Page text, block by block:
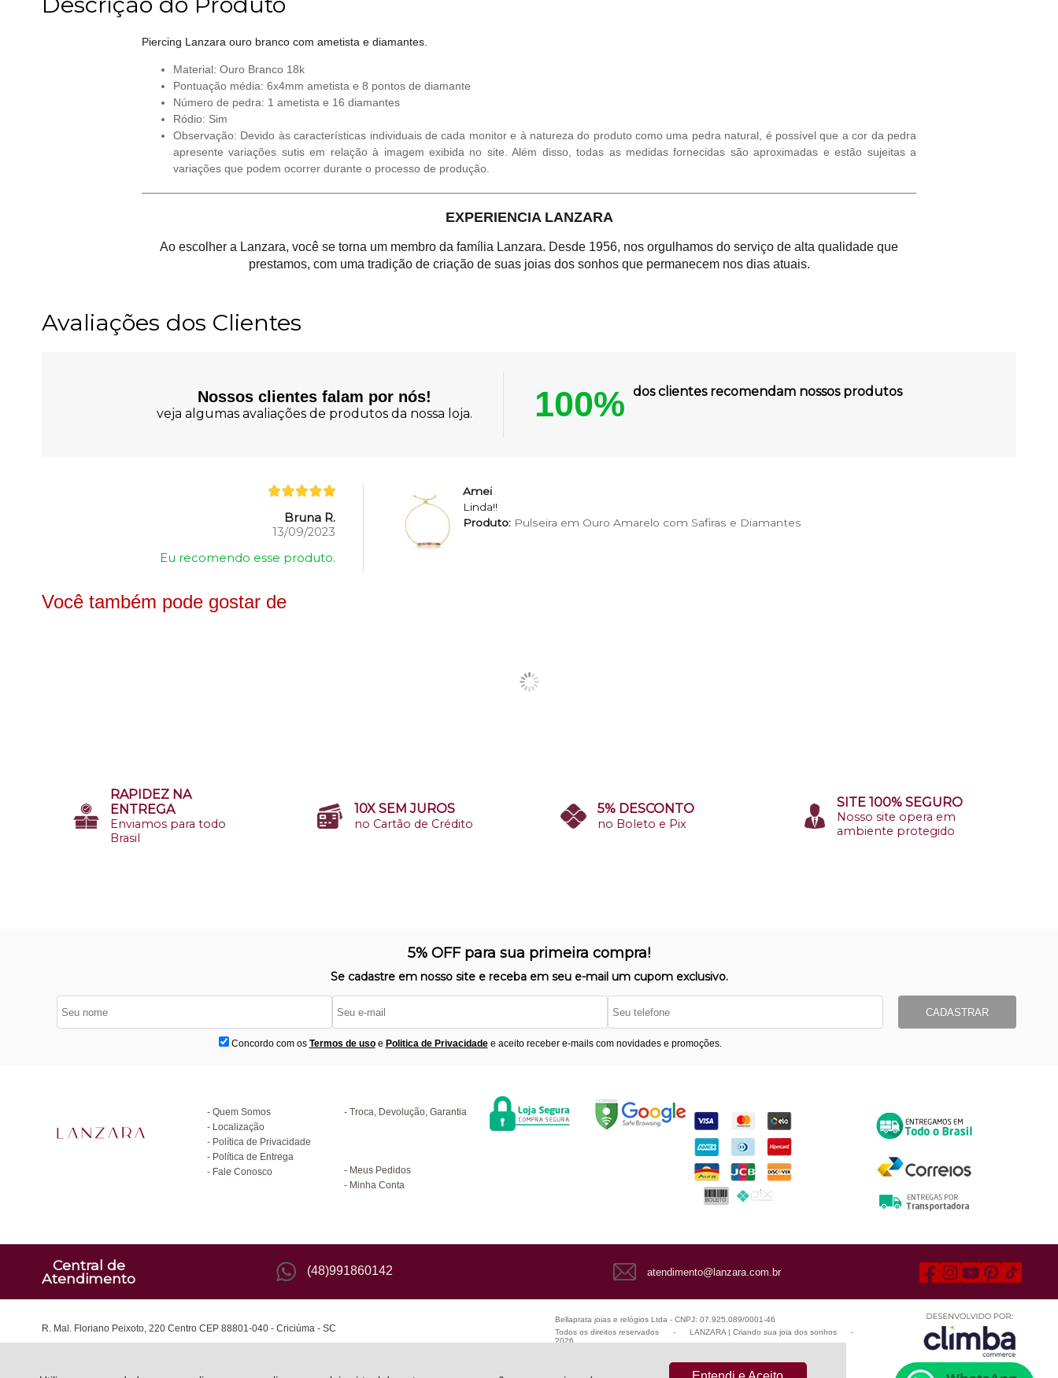
Piercing Lanzara ouro branco com ametista e diamantes.
Material: Ouro Branco 18k
Pontuação média: 6x4mm ametista e 8 pontos de diamante
Número de pedra: 1 ametista e 16 diamantes
Ródio: Sim
Observação: Devido às características individuais de cada monitor e à natureza do produto como uma pedra natural, é possível que a cor da pedra
apresente variações sutis em relação à imagem exibida no site. Além disso, todas as medidas fornecidas são aproximadas e estão sujeitas a
variações que podem ocorrer durante o processo de produção.
EXPERIENCIA LANZARA
Ao escolher a Lanzara, você se torna um membro da família Lanzara. Desde 1956, nos orgulhamos do serviço de alta qualidade que
prestamos, com uma tradição de criação de suas joias dos sonhos que permanecem nos dias atuais.
Avaliações dos Clientes
Nossos clientes falam por nós!
veja algumas avaliações de produtos da nossa loja. 100% dos clientes recomendam nossos produtos
Bruna R.
13/09/2023
Eu recomendo esse produto.
Amei
Linda!!
Produto:Pulseira em Ouro Amarelo com Safiras e Diamantes
Você também pode gostar de
RAPIDEZ NA
ENTREGA
Enviamos para todo
Brasil
10X SEM JUROS
no Cartão de Crédito
5% DESCONTO
no Boleto e Pix
SITE 100% SEGURO
Nosso site opera em
ambiente protegido
5% OFF para sua primeira compra!
Se cadastre em nosso site e receba em seu e-mail um cupom exclusivo.
Concordo com os Termos de usoe Politica de Privacidadee aceito receber e-mails com novidades e promoções.
CADASTRAR
Quem Somos
Localização
Política de Privacidade
Política de Entrega
Fale Conosco
Troca, Devolução, Garantia
Meus Pedidos
Minha Conta
Central de
Atendimento
(48)991860142 atendimento@lanzara.com.br
R. Mal. Floriano Peixoto, 220 Centro CEP 88801-040 - Criciúma - SC
Bellaprata joias e relógios Ltda - CNPJ: 07.925.089/0001-46
Todos os direitos reservados
- LANZARA | Criando sua joia dos sonhos
-
2026